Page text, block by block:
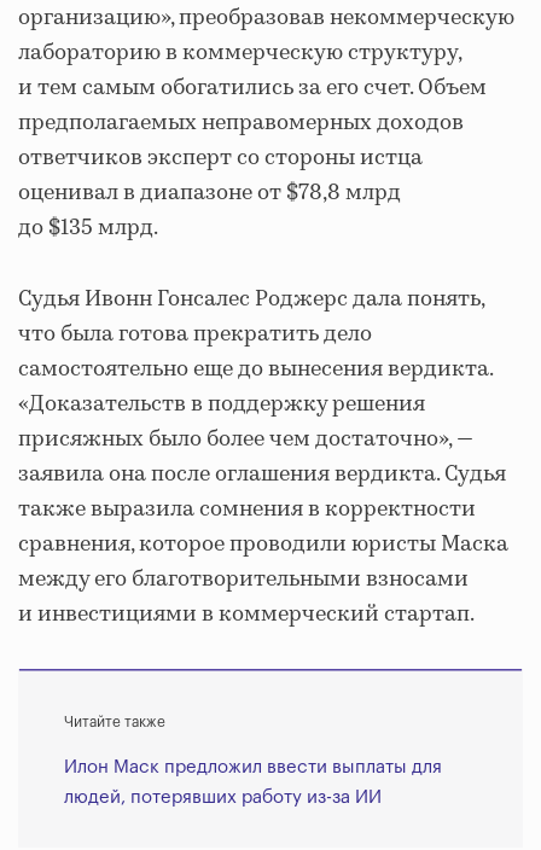
организацию», преобразовав некоммерческую
лабораторию в коммерческую структуру,
и тем самым обогатились за его счет. Объем
предполагаемых неправомерных доходов
ответчиков эксперт со стороны истца
оценивал в диапазоне от $78,8 млрд
до $135 млрд.
Судья Ивонн Гонсалес Роджерс дала понять,
что была готова прекратить дело
самостоятельно еще до вынесения вердикта.
«Доказательств в поддержку решения
присяжных было более чем достаточно», —
заявила она после оглашения вердикта. Судья
также выразила сомнения в корректности
сравнения, которое проводили юристы Маска
между его благотворительными взносами
и инвестициями в коммерческий стартап.
Читайте также
Илон Маск предложил ввести выплаты для
людей, потерявших работу из-за ИИ